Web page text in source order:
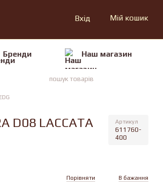
Вхід Мій кошик
Бренди Наш магазин
D08 LACCATA
Артикул
611760-
400
Порівняти В бажання